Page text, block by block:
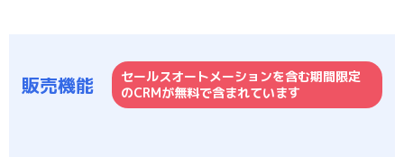
販売機能
セールスオートメーションを含む期間限定
のCRMが無料で含まれています